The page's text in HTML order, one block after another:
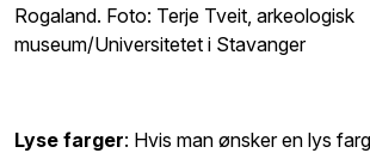
Rogaland. Foto: Terje Tveit, arkeologisk
museum/Universitetet i Stavanger
Lyse farger: Hvis man ønsker en lys